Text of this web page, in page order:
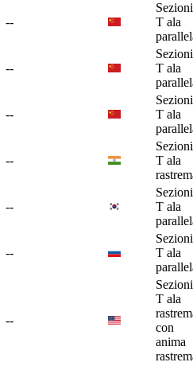
--
T ala
--
T ala
--
T ala
--
T ala
--
T ala
--
T ala
--
T ala
con
anima